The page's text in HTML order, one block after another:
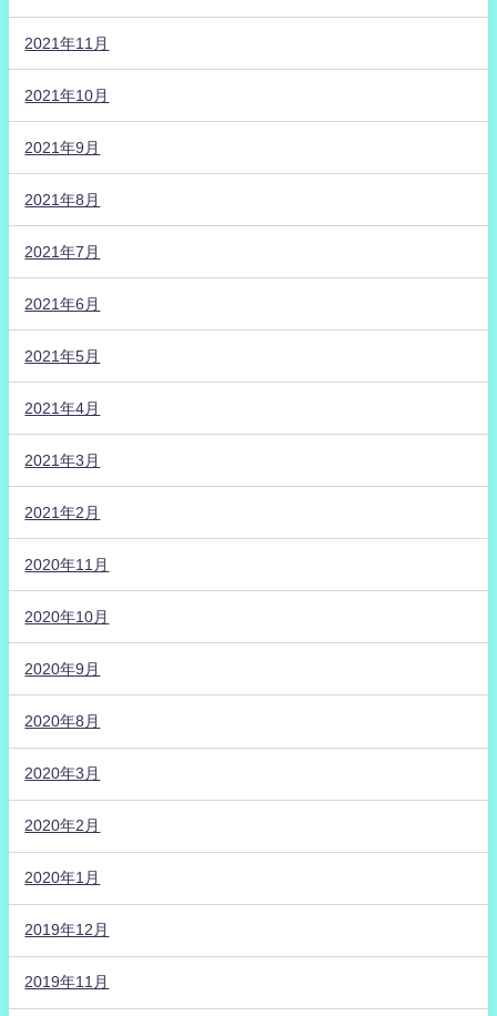
2021年11月
2021年10月
2021年9月
2021年8月
2021年7月
2021年6月
2021年5月
2021年4月
2021年3月
2021年2月
2020年11月
2020年10月
2020年9月
2020年8月
2020年3月
2020年2月
2020年1月
2019年12月
2019年11月